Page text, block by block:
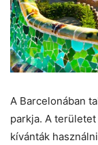
A Barcelonában
parkja. A
kívánták